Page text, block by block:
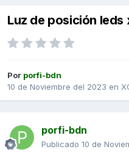
Luz de posición
Por porfi-bdn
10 de Noviembre del 2023 en
porfi-bdn
Publicado 10 de